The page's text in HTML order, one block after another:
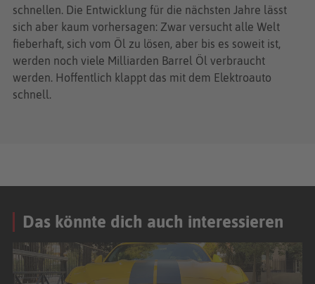
schnellen. Die Entwicklung für die nächsten Jahre lässt
sich aber kaum vorhersagen: Zwar versucht alle Welt
fieberhaft, sich vom Öl zu lösen, aber bis es soweit ist,
werden noch viele Milliarden Barrel Öl verbraucht
werden. Hoffentlich klappt das mit dem Elektroauto
schnell.
Das könnte dich auch interessieren